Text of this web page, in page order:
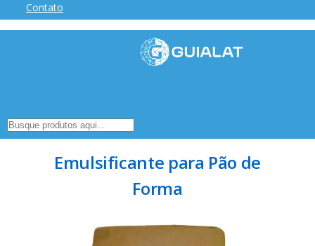
Contato
Emulsificante para Pão de
Forma